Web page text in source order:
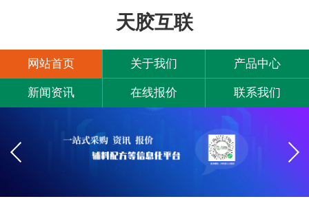
天胶互联
网站首页 关于我们 产品中心
新闻资讯 在线报价 联系我们